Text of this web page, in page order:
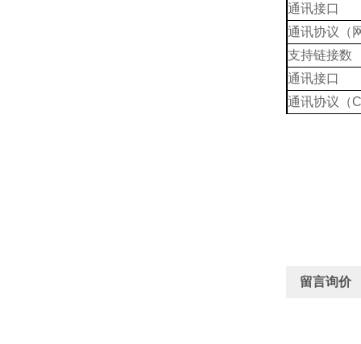
通讯接口
通讯协议（
支持链接数
通讯接口
通讯协议（
留言询价